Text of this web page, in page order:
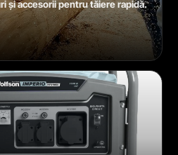
și accesorii pentru tăiere rapidă.